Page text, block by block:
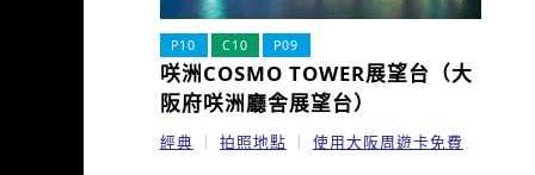
P10 C10 P09
咲洲COSMO TOWER展望台（大
阪府咲洲廳舎展望台）
經典 拍照地點 使用大阪周遊卡免費